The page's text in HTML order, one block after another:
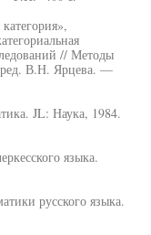
// Методы
ред. В.Н. Ярцева. —
JL: Наука, 1984.
языка.
русского языка.